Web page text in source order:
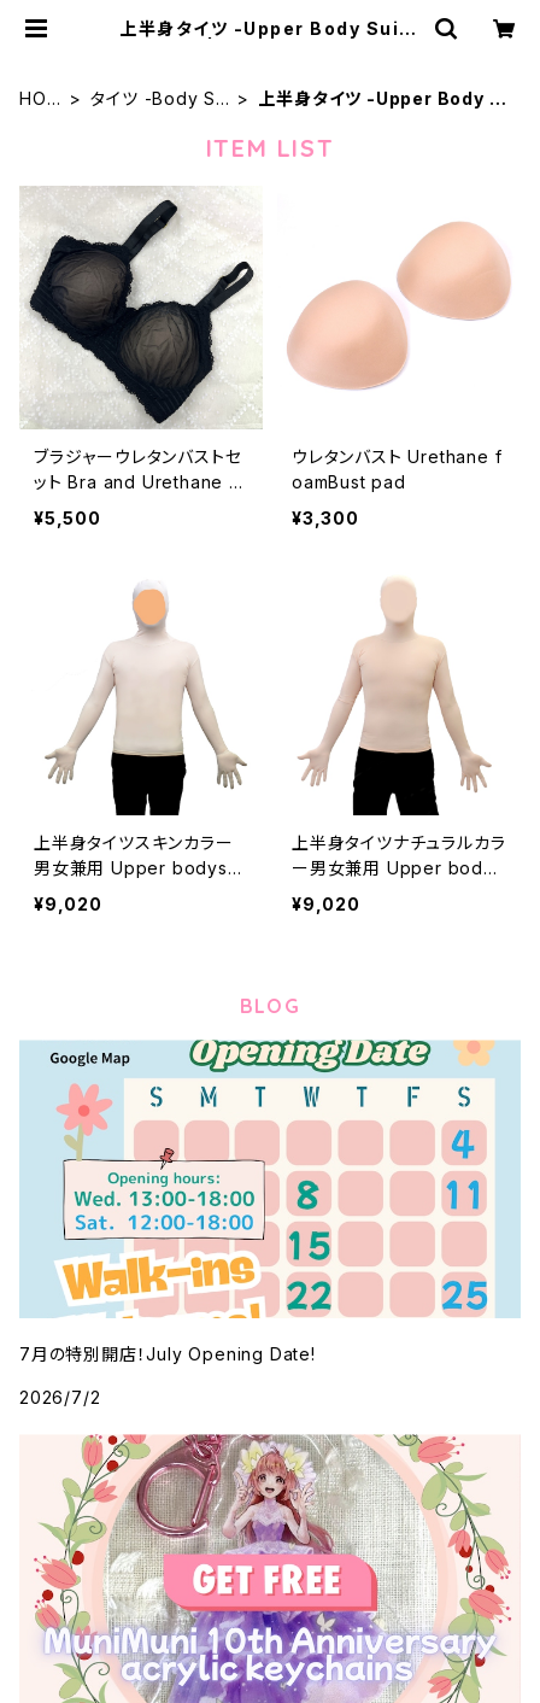
上半身タイツ -Upper Body Suits
HOM
タイツ -Body Su
上半身タイツ -Upper Body S
ITEM LIST
ブラジャーウレタンバストセ
ット Bra and Urethane fo
am bust pad Set
¥5,500
ウレタンバスト Urethane f
oamBust pad
¥3,300
上半身タイツスキンカラー
男女兼用 Upper bodysui
t skin color unisex
¥9,020
上半身タイツナチュラルカラ
ー男女兼用 Upper bodys
uit natural color unisex
¥9,020
BLOG
7月の特別開店！July Opening Date!
2026/7/2